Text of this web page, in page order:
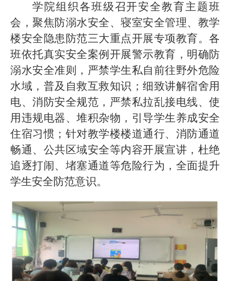
学院组织各班级召开安全教育主题班
会，聚焦防溺水安全、寝室安全管理、教学
楼安全隐患防范三大重点开展专项教育。各
班依托真实安全案例开展警示教育，明确防
溺水安全准则，严禁学生私自前往野外危险
水域，普及自救互救知识；细致讲解宿舍用
电、消防安全规范，严禁私拉乱接电线、使
用违规电器、堆积杂物，引导学生养成安全
住宿习惯；针对教学楼楼道通行、消防通道
畅通、公共区域安全等内容开展宣讲，杜绝
追逐打闹、堵塞通道等危险行为，全面提升
学生安全防范意识。